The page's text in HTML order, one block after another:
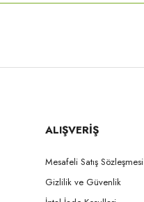
ALIŞVERİŞ
Mesafeli Satış Sözleşmesi
Gizlilik ve Güvenlik